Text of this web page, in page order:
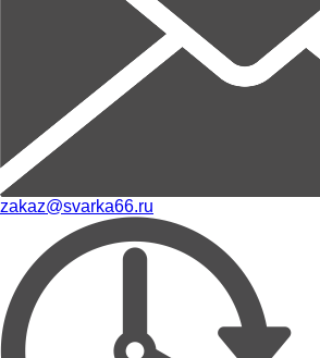
zakaz@svarka66.ru